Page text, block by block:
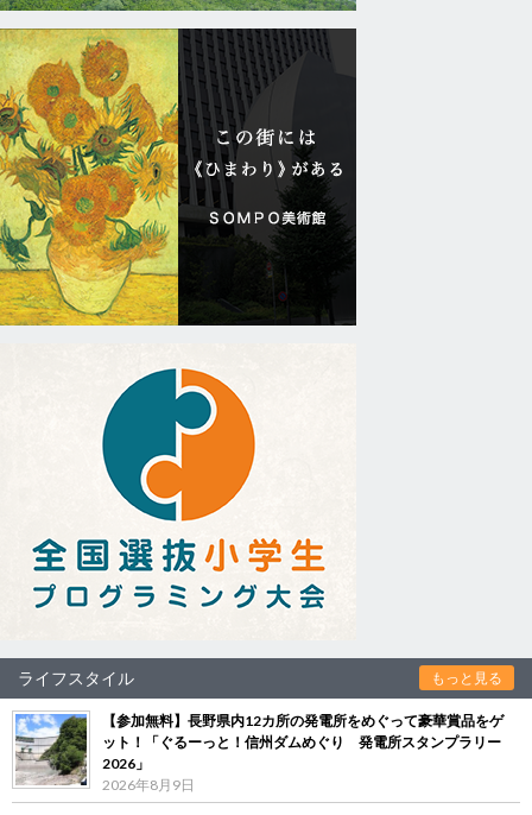
ライフスタイル もっと見る
【参加無料】長野県内12カ所の発電所をめぐって豪華賞品をゲ
ット！「ぐるーっと！信州ダムめぐり 発電所スタンプラリー
2026」
2026年8月9日